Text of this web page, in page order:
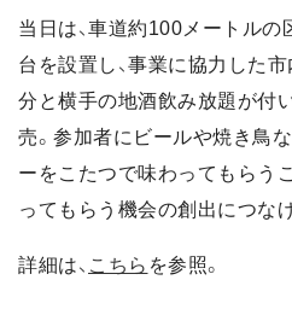
当日は、車道約100メートル
台を設置し、事業に協力した
分と横手の地酒飲み放題が付
売。参加者にビールや焼き鳥
ーをこたつで味わってもらう
ってもらう機会の創出につなげ
詳細は、 こちら を参照。